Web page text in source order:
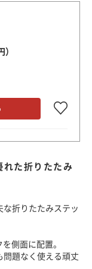
）
れた折りたたみ
折りたたみステッ
側面に配置。
問題なく使える頑丈